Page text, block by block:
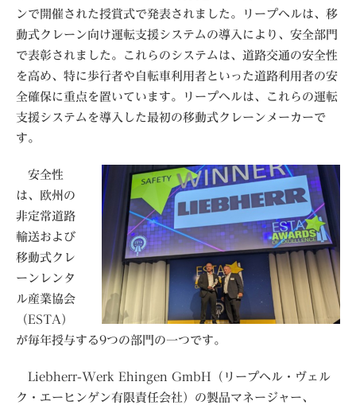
ンで開催された授賞式で発表されました。リープヘルは、移
動式クレーン向け運転支援システムの導入により、安全部門
で表彰されました。これらのシステムは、道路交通の安全性
を高め、特に歩行者や自転車利用者といった道路利用者の安
全確保に重点を置いています。リープヘルは、これらの運転
支援システムを導入した最初の移動式クレーンメーカーで
す。
安全性
は、欧州の
非定常道路
輸送および
移動式クレ
ーンレンタ
ル産業協会
（ESTA）
が毎年授与する9つの部門の一つです。
Liebherr-Werk Ehingen GmbH（リープヘル・ヴェル
ク・エーヒンゲン有限責任会社）の製品マネージャー、